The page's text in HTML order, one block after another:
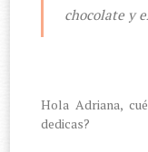
chocolate y
Hola Adriana,
dedicas?